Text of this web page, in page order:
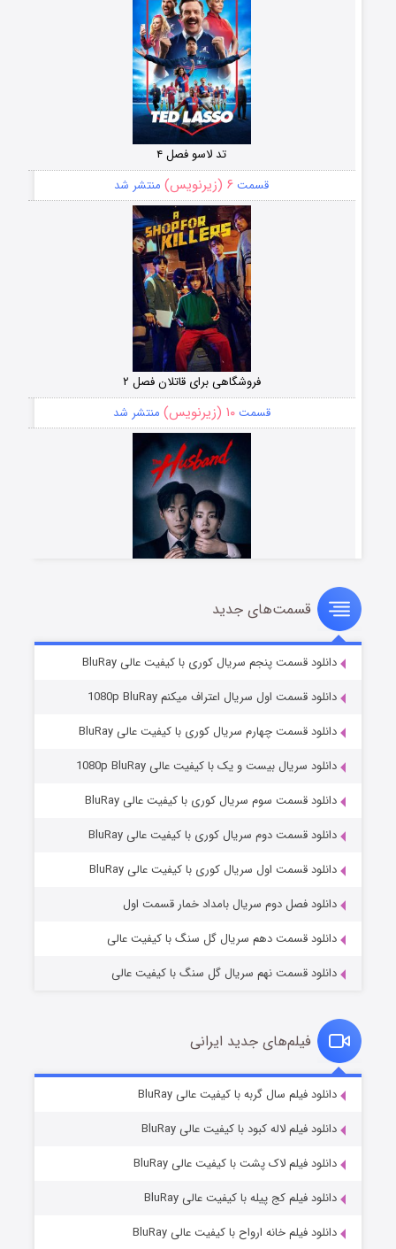
تد لاسو فصل ۴
قسمت ۶ (زیرنویس) منتشر شد
فروشگاهی برای قاتلان فصل ۲
قسمت۱۰ (زیرنویس) منتشر شد
قسمت۸ (زیرنویس) منتشر شد
عملیات آپارتمان
قسمت۲ (زیرنویس) منتشر شد
قسمت۲ (زیرنویس) منتشر شد
قسمت‌های جدید
دانلود قسمت پنجم سریال کوری با کیفیت عالی BluRay
دانلود قسمت اول سریال اعتراف میکنم 1080p BluRay
دانلود قسمت چهارم سریال کوری با کیفیت عالی BluRay
دانلود سریال بیست و یک با کیفیت عالی 1080p BluRay
دانلود قسمت سوم سریال کوری با کیفیت عالی BluRay
دانلود قسمت دوم سریال کوری با کیفیت عالی BluRay
دانلود قسمت اول سریال کوری با کیفیت عالی BluRay
دانلود فصل دوم سریال بامداد خمار قسمت اول
دانلود قسمت دهم سریال گل سنگ با کیفیت عالی
دانلود قسمت نهم سریال گل سنگ با کیفیت عالی
فیلم‌های جدید ایرانی
دانلود فیلم سال گربه با کیفیت عالی BluRay
دانلود فیلم لاله کبود با کیفیت عالی BluRay
دانلود فیلم لاک پشت با کیفیت عالی BluRay
دانلود فیلم کج‌ پیله با کیفیت عالی BluRay
دانلود فیلم خانه ارواح با کیفیت عالی BluRay